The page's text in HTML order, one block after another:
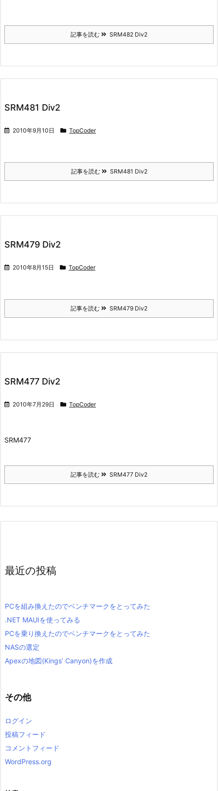
記事を読む SRM482 Div2
SRM481 Div2
2010年9月10日 TopCoder
記事を読む SRM481 Div2
SRM479 Div2
2010年8月15日 TopCoder
記事を読む SRM479 Div2
SRM477 Div2
2010年7月29日 TopCoder
SRM477
記事を読む SRM477 Div2
最近の投稿
PCを組み換えたのでベンチマークをとってみた
.NET MAUIを使ってみる
PCを乗り換えたのでベンチマークをとってみた
NASの選定
Apexの地図(Kings’ Canyon)を作成
その他
ログイン
投稿フィード
コメントフィード
WordPress.org